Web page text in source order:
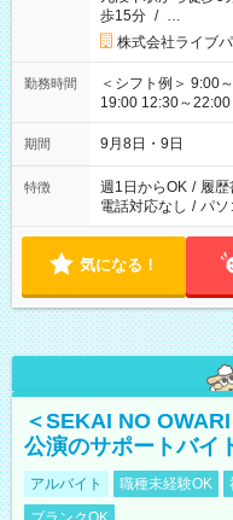
歩15分 / …
株式会社ライブ
勤務時間
＜シフト例＞ 9:00
19:00 12:30～22:00 上記の時間から好きな時間を選べます！ ※
時間は変更となる
期間 9月8日・9日
特徴 週1日からOK / 履歴
電話対応なし / パソ
気になる！
＜SEKAI NO
公演のサポートバイ
アルバイト 職種未経験OK